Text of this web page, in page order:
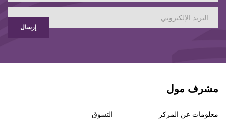
إرسال
مشرف مول
معلومات عن المركز
التسوق